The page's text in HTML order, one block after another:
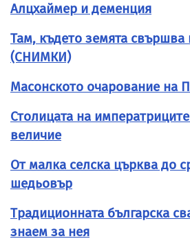
Алцхаймер и деменция
Там, където земята
(СНИМКИ)
Масонското очарование на
Столицата на
величие
От малка селска църква до
шедьовър
Традиционната българска
знаем за нея